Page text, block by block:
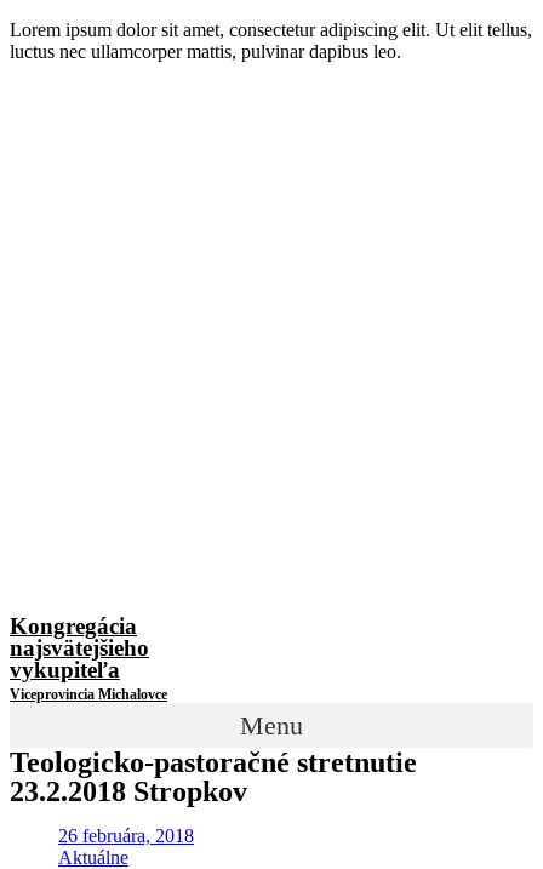
Lorem ipsum dolor sit amet, consectetur adipiscing elit. Ut elit tellus,
luctus nec ullamcorper mattis, pulvinar dapibus leo.
Kongregácia
najsvätejšieho
vykupiteľa
Viceprovincia Michalovce
Menu
Teologicko-pastoračné stretnutie
23.2.2018 Stropkov
26 februára, 2018
Aktuálne